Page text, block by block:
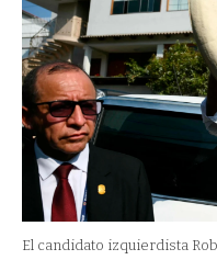
El candidato izquierdista